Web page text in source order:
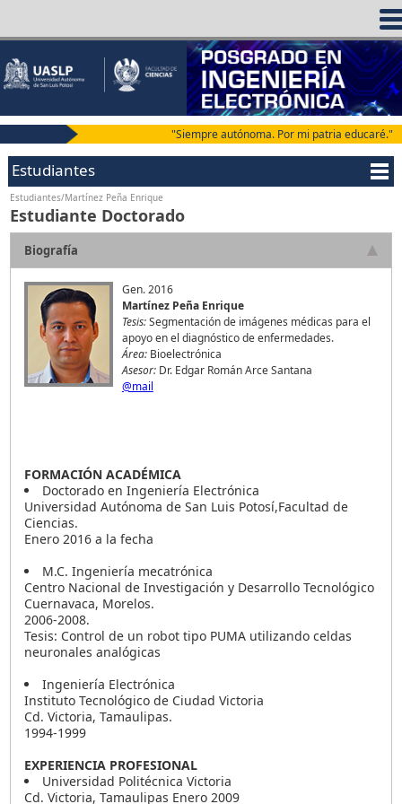
"Siempre autónoma. Por mi patria educaré."
Estudiantes
Estudiantes/Martínez Peña Enrique
Estudiante Doctorado
Biografía
Gen. 2016
Martínez Peña Enrique
Tesis:Segmentación de imágenes médicas para el
apoyo en el diagnóstico de enfermedades.
Área:Bioelectrónica
Asesor:Dr. Edgar Román Arce Santana
@mail
FORMACIÓN ACADÉMICA
Doctorado en Ingeniería Electrónica
Universidad Autónoma de San Luis Potosí,Facultad de
Ciencias.
Enero 2016 a la fecha
M.C. Ingeniería mecatrónica
Centro Nacional de Investigación y Desarrollo Tecnológico
Cuernavaca, Morelos.
2006-2008.
Tesis: Control de un robot tipo PUMA utilizando celdas
neuronales analógicas
Ingeniería Electrónica
Instituto Tecnológico de Ciudad Victoria
Cd. Victoria, Tamaulipas.
1994-1999
EXPERIENCIA PROFESIONAL
Universidad Politécnica Victoria
Cd. Victoria, Tamaulipas Enero 2009